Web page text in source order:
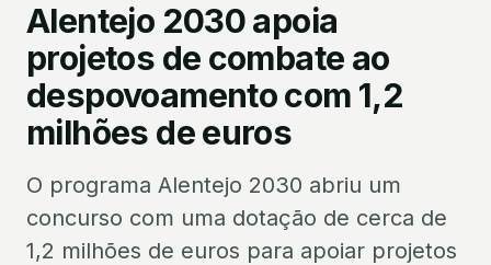
Alentejo 2030 apoia
projetos de combate ao
despovoamento com 1,2
milhões de euros
O programa Alentejo 2030 abriu um
concurso com uma dotação de cerca de
1,2 milhões de euros para apoiar projetos